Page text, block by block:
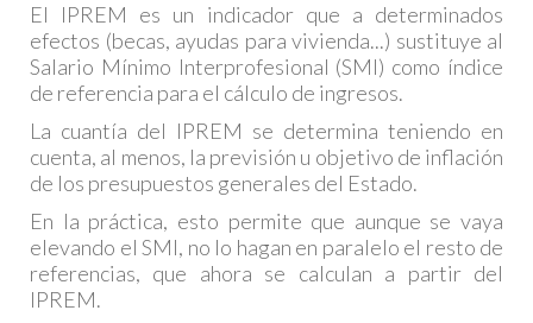
El IPREM es un indicador que a determinados
efectos (becas, ayudas para vivienda...) sustituye al
Salario Mínimo Interprofesional (SMI) como índice
de referencia para el cálculo de ingresos.
La cuantía del IPREM se determina teniendo en
cuenta, al menos, la previsión u objetivo de inflación
de los presupuestos generales del Estado.
En la práctica, esto permite que aunque se vaya
elevando el SMI, no lo hagan en paralelo el resto de
referencias, que ahora se calculan a partir del
IPREM.